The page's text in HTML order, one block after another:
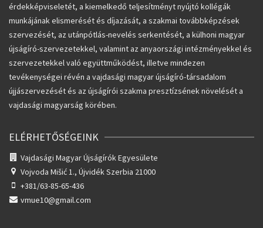
érdekképviseletét, a kiemelkedő teljesítményt nyújtó kollégák
munkájának elismerését és díjazását, a szakmai továbbképzések
szervezését, az utánpótlás-nevelés serkentését, a külhoni magyar
újságíró-szervezetekkel, valamint az anyaországi intézményekkel és
szervezetekkel való együttműködést, illetve mindezen
tevékenységei révén a vajdasági magyar újságíró-társadalom
újjászervezését és az újságírói szakma presztízsének növelését a
vajdasági magyarság körében.
ELÉRHETŐSÉGEINK
Vajdasági Magyar Újságírók Egyesülete
Vojvoda Mišić 1., Újvidék Szerbia 21000
+381/63-85-65-436
vmue10@gmail.com